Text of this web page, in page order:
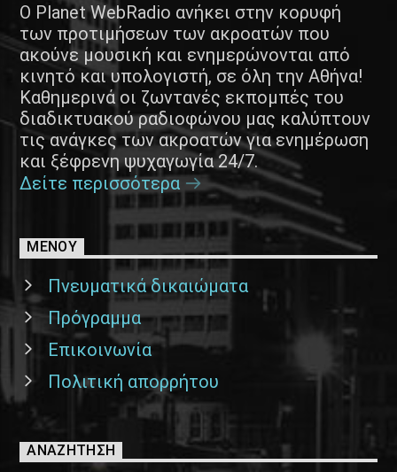
Ο Planet WebRadio ανήκει στην κορυφή
των προτιμήσεων των ακροατών που
ακούνε μουσική και ενημερώνονται από
κινητό και υπολογιστή, σε όλη την Αθήνα!
Καθημερινά οι ζωντανές εκπομπές του
διαδικτυακού ραδιοφώνου μας καλύπτουν
τις ανάγκες των ακροατών για ενημέρωση
και ξέφρενη ψυχαγωγία 24/7.
Δείτε περισσότερα
ΜΕΝΟΥ
Πνευματικά δικαιώματα
Πρόγραμμα
Επικοινωνία
Πολιτική απορρήτου
ΑΝΑΖΉΤΗΣΗ